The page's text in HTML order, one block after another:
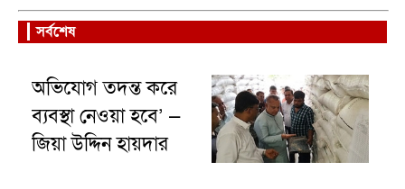
সর্বশেষ
অভিযোগ তদন্ত করে
ব্যবস্থা নেওয়া হবে’ —
জিয়া উদ্দিন হায়দার